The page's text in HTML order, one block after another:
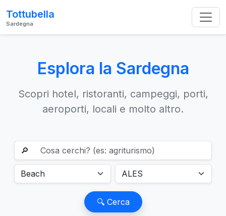
Tottubella
Sardegna
Esplora la Sardegna
Scopri hotel, ristoranti, campeggi, porti,
aeroporti, locali e molto altro.
🔎
🔍 Cerca